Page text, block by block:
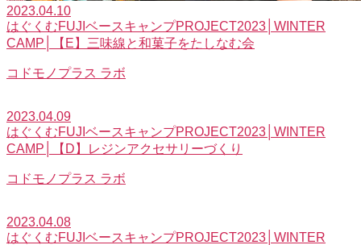
2023.04.10
はぐくむFUJIベースキャンプPROJECT2023│WINTER
CAMP│【E】三味線と和菓子をたしなむ会
コドモノプラス ラボ
2023.04.09
はぐくむFUJIベースキャンプPROJECT2023│WINTER
CAMP│【D】レジンアクセサリーづくり
コドモノプラス ラボ
2023.04.08
はぐくむFUJIベースキャンプPROJECT2023│WINTER